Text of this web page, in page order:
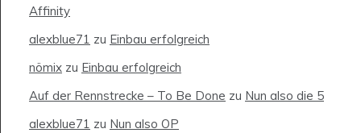
Affinity
alexblue71 zu Einbau erfolgreich
nömix zu Einbau erfolgreich
Auf der Rennstrecke – To Be Done zu Nun also die 5
alexblue71 zu Nun also OP